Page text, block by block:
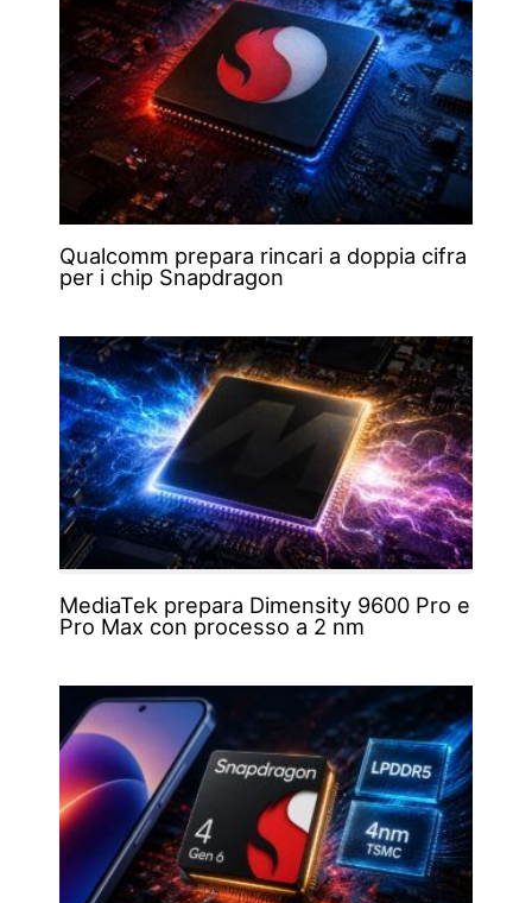
Qualcomm prepara rincari a doppia cifra
per i chip Snapdragon
MediaTek prepara Dimensity 9600 Pro e
Pro Max con processo a 2 nm